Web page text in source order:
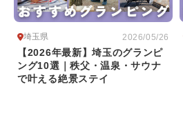
2026/05/26
埼玉県
【2026年最新】埼玉のグランピ
ング10選｜秩父・温泉・サウナ
で叶える絶景ステイ